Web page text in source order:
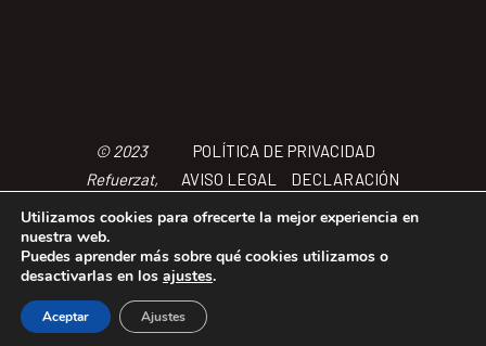
© 2023
Refuerzat,
Todos los
derechos
reservados
POLÍTICA DE PRIVACIDAD
AVISO LEGAL
DECLARACIÓN
DE ACCCESIBILIDAD
POLÍTICA
CONDICIONES
Utilizamos cookies para ofrecerte la mejor experiencia en
nuestra web.
Puedes aprender más sobre qué cookies utilizamos o
desactivarlas en los ajustes.
Aceptar Ajustes